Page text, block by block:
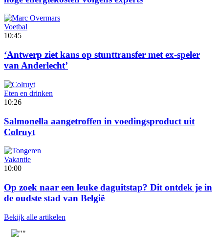
Voetbal
10:45
‘Antwerp ziet kans op stunttransfer met ex-speler
van Anderlecht’
Eten en drinken
10:26
Salmonella aangetroffen in voedingsproduct uit
Colruyt
Vakantie
10:00
Op zoek naar een leuke daguitstap? Dit ontdek je in
de oudste stad van België
Bekijk alle artikelen